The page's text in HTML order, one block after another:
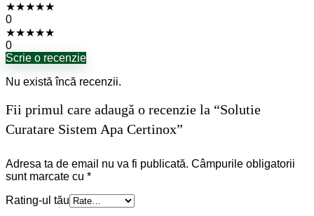
★★★★★
0
★★★★★
0
Scrie o recenzie
Nu există încă recenzii.
Fii primul care adaugă o recenzie la “Solutie
Curatare Sistem Apa Certinox”
Adresa ta de email nu va fi publicată. Câmpurile obligatorii
sunt marcate cu *
Rating-ul tău